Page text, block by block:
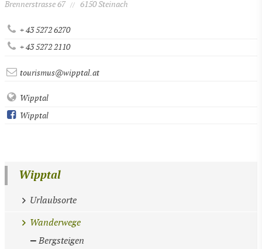
Brennerstrasse 67 // 6150 Steinach
+ 43 5272 6270
+ 43 5272 2110
tourismus@wipptal.at
Wipptal
Wipptal
Wipptal
Urlaubsorte
Wanderwege
Bergsteigen